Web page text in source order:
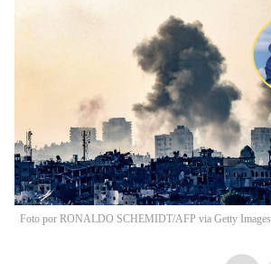
Foto por RONALDO SCHEMIDT/AFP via Getty Images